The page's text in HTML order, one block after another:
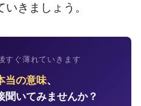
きましょう。
すぐ薄れていきます
当の意味、
聞いてみませんか？